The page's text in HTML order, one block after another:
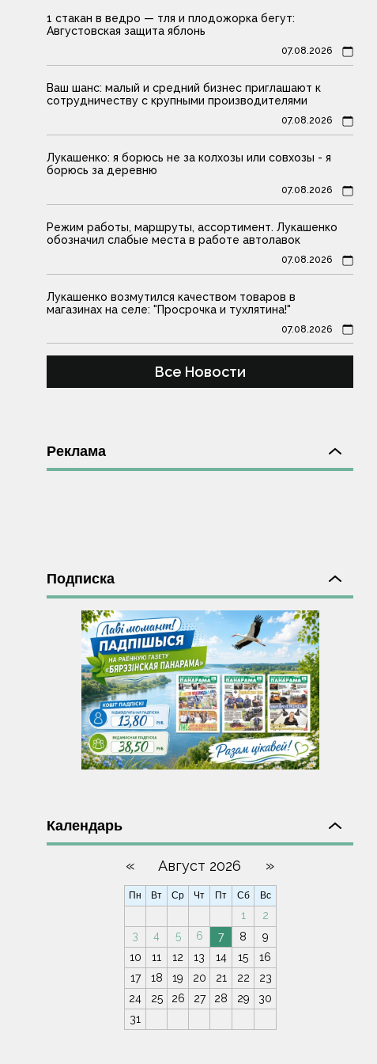
1 стакан в ведро — тля и плодожорка бегут:
Августовская защита яблонь
07.08.2026
Ваш шанс: малый и средний бизнес приглашают к
сотрудничеству с крупными производителями
07.08.2026
Лукашенко: я борюсь не за колхозы или совхозы - я
борюсь за деревню
07.08.2026
Режим работы, маршруты, ассортимент. Лукашенко
обозначил слабые места в работе автолавок
07.08.2026
Лукашенко возмутился качеством товаров в
магазинах на селе: "Просрочка и тухлятина!"
07.08.2026
Все Новости
Реклама
Подписка
Календарь
« Август 2026 »
Пн Вт Ср Чт Пт Сб Вс
1
2
3
4 5 6 7 8
9
10
11 12 13 14 15
16
17
18 19 20 21 22
23
24
25 26 27 28 29
30
31